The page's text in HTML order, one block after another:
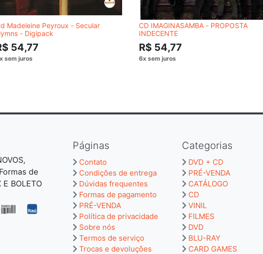
Madeleine Peyroux - Secular
- Digipack
54,77
CD IMAGINASAMBA - PROPOSTA
INDECENTE
R$ 54,77
Páginas
Contato
Condições de entrega
Dúvidas frequentes
Formas de pagamento
PRÉ-VENDA
Política de privacidade
Sobre nós
Termos de serviço
Trocas e devoluções
Categorias
DVD + CD
PRÉ-VENDA
CATÁLOGO
CD
VINIL
FILMES
DVD
BLU-RAY
CARD GAMES
de
E BOLETO